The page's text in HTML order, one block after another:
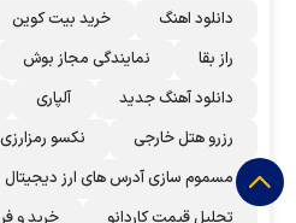
دانلود اهنگ خرید بیت کوین
راز بقا
نمایندگی مجاز بوش
دانلود آهنگ جدید
آلپاری
رزرو هتل خارجی
نکسو رمزارزی
مسموم سازی آدرس های ارز دیجیتال
تحلیل قیمت کاردانو
خرید و